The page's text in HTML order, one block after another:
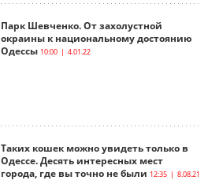
Парк Шевченко. От захолустной
окраины к национальному достоянию
Одессы 10:00 | 4.01.22
Таких кошек можно увидеть только в
Одессе. Десять интересных мест
города, где вы точно не были 12:35 | 8.08.21